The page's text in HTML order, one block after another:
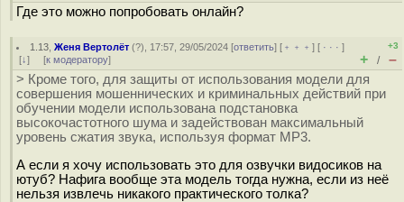
Где это можно попробовать онлайн?
1.13 ,Женя Вертолёт (?), 17:57, 29/05/2024 [ответить] [ ﹢﹢﹢] [ · · ·]
[↓] [к модератору]
+3
+ / –
> Кроме того, для защиты от использования модели для
совершения мошеннических и криминальных действий при
обучении модели использована подстановка
высокочастотного шума и задействован максимальный
уровень сжатия звука, используя формат MP3.
А если я хочу использовать это для озвучки видосиков на
ютуб? Нафига вообще эта модель тогда нужна, если из неё
нельзя извлечь никакого практического толка?